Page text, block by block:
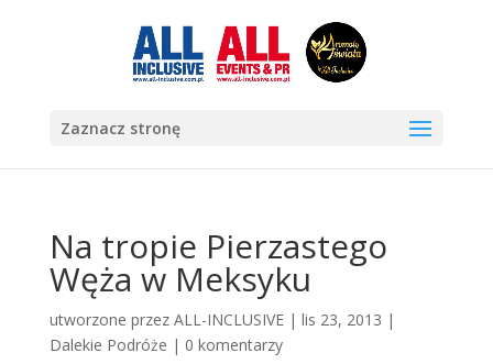
Zaznacz stronę
Na tropie Pierzastego
Węża w Meksyku
utworzone przez ALL-INCLUSIVE| lis 23, 2013 |
Dalekie Podróże | 0 komentarzy